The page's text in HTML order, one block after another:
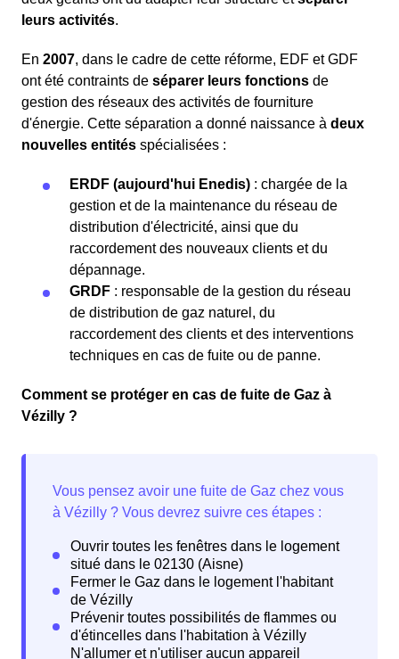
leurs activités.
En 2007, dans le cadre de cette réforme, EDF et GDF
ont été contraints de séparer leurs fonctions de
gestion des réseaux des activités de fourniture
d'énergie. Cette séparation a donné naissance à deux
nouvelles entités spécialisées :
ERDF (aujourd'hui Enedis) : chargée de la
gestion et de la maintenance du réseau de
distribution d'électricité, ainsi que du
raccordement des nouveaux clients et du
dépannage.
GRDF : responsable de la gestion du réseau
de distribution de gaz naturel, du
raccordement des clients et des interventions
techniques en cas de fuite ou de panne.
Comment se protéger en cas de fuite de Gaz à
Vézilly ?